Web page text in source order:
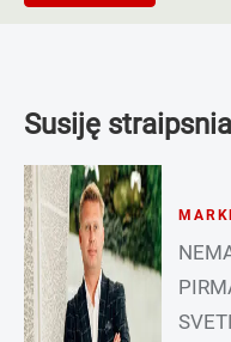
Susiję